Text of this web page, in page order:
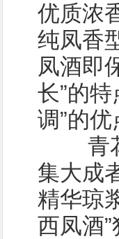
优质浓
纯凤香
凤酒即
长”的
调”的优
青花
集大成
精华琼
西凤酒